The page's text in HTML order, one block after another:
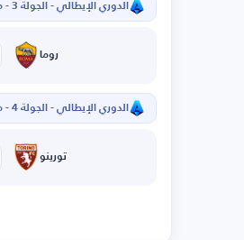
الدوري الإيطالي - الجولة 3 - مباراة الذهاب
روما
الدوري الإيطالي - الجولة 4 - مباراة الذهاب
تورينو